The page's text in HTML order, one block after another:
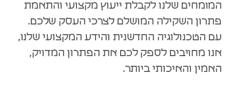
המומחים שלנו לקבלת ייעוץ מקצועי והתאמת
פתרון השקילה המושלם לצרכי העסק שלכם.
עם הטכנולוגיה החדשנית והידע המקצועי שלנו,
אנו מחויבים לספק לכם את הפתרון המדויק,
האמין והאיכותי ביותר.